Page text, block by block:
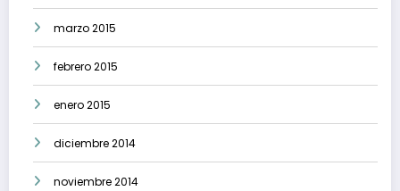
marzo 2015
febrero 2015
enero 2015
diciembre 2014
noviembre 2014